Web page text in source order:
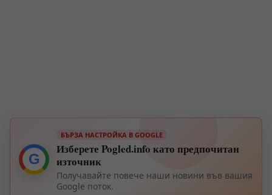
G
БЪРЗА НАСТРОЙКА В GOOGLE
Изберете Pogled.info като предпочитан
източник
Получавайте повече наши новини във вашия
Google поток.